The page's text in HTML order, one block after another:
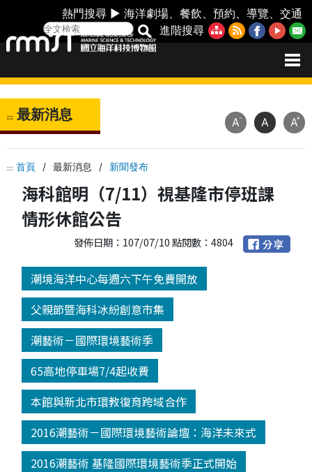
熱門搜尋 ►海洋劇場 、餐飲 、預約 、導覽 、交通
進階搜尋
::: 最新消息
::: 首頁 / 最新消息 / 新聞發布
A- A A+
海科館明（7/11）視基隆市停班課
情形休館公告
發佈日期：107/07/10 點閱數：4804
潮境海洋中心每週六下午免費開放
父親節暨海科冰紛創意市集
潮藝術－國際環境藝術季
65高地停車場7/4起收費
本館與新北市環教復育跨域合作
2016潮藝術－國際環境藝術論壇：海洋未來式
2016潮藝術 基隆國際環境藝術季正式開始